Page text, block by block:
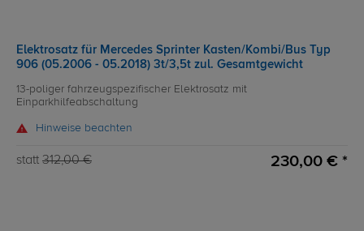
Elektrosatz für Mercedes Sprinter Kasten/Kombi/Bus Typ
906 (05.2006 - 05.2018) 3t/3,5t zul. Gesamtgewicht
13-poliger fahrzeugspezifischer Elektrosatz mit
Einparkhilfeabschaltung
Hinweise beachten
statt 312,00 € 230,00 € *